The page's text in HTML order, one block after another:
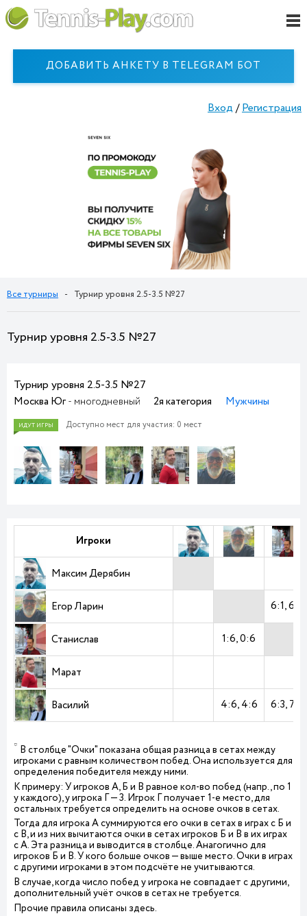
ДОБАВИТЬ АНКЕТУ В TELEGRAM БОТ
Вход /Регистрация
Все турниры - Турнир уровня 2.5-3.5 №27
Турнир уровня 2.5-3.5 №27
Турнир уровня 2.5-3.5 №27
Москва Юг- многодневный 2я категория Мужчины
ИДУТ ИГРЫ
Доступно мест для участия: 0 мест
Игроки
Максим Дерябин
Егор Ларин 6:1 6:0
Станислав 1:6 0:6
Марат
Василий 4:6 4:6 6:3 7:5
* В столбце "Очки" показана общая разница в сетах между
игроками с равным количеством побед. Она используется для
определения победителя между ними.
К примеру: У игроков А, Б и В равное кол-во побед (напр., по 1
у каждого), у игрока Г — 3. Игрок Г получает 1-е место, для
остальных требуется определить на основе очков в сетах.
Тогда для игрока А суммируются его очки в сетах в играх с Б и
с В, и из них вычитаются очки в сетах игроков Б и В в их играх
с А. Эта разница и выводится в столбце. Анагогично для
игроков Б и В. У кого больше очков — выше место. Очки в играх
с другими игроками в этом подсчёте не учитываются.
В случае, когда число побед у игрока не совпадает с другими,
дополнительный учёт очков в сетах не требуется.
Прочие правила описаны здесь.